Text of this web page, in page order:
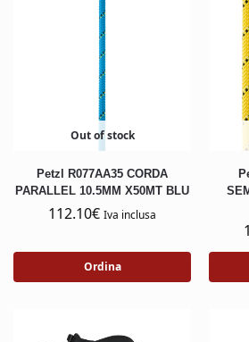
Out of stock
Petzl R077AA35 CORDA
PARALLEL 10.5MM X50MT BLU
112.10€ Iva inclusa
Ordina